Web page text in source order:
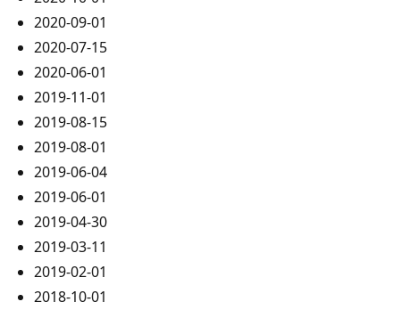
2020-09-01
2020-07-15
2020-06-01
2019-11-01
2019-08-15
2019-08-01
2019-06-04
2019-06-01
2019-04-30
2019-03-11
2019-02-01
2018-10-01